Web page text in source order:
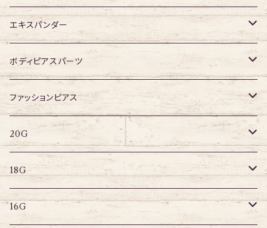
14G
ジュエル無し
ジュエル有り
エキスパンダー
316Lサージカルステンレス
アクリル
その他
ボディピアスパーツ
ネジタイプ
20G
18G
16G
はめ込みタイプ
ファッションピアス
ポストピアス
リングピアス
その他
20G
キャプティブリング
ラブレット
18G
キャプティブリング
16G